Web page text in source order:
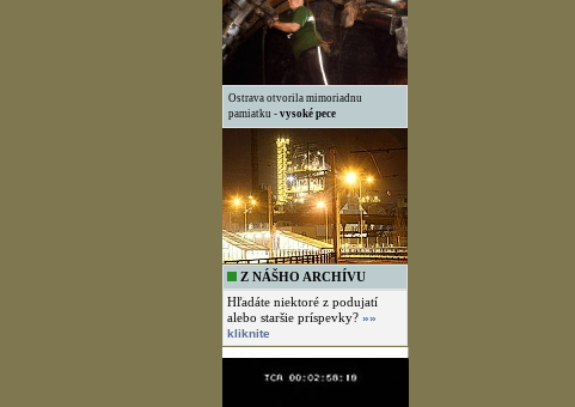
Ostrava otvorila mimoriadnu
pamiatku -vysoké pece
Z NÁŠHO ARCHÍVU
Hľadáte niektoré z podujatí
alebo staršie príspevky? »»
kliknite